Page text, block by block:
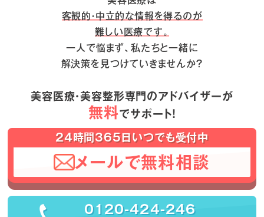
客観的・中立的な情報を得るのが
難しい医療です。
一人で悩まず、私たちと一緒に
解決策を見つけていきませんか？
美容医療・美容整形専門のアドバイザーが
無料でサポート！
24時間365日いつでも受付中
メールで無料相談
0120-424-246